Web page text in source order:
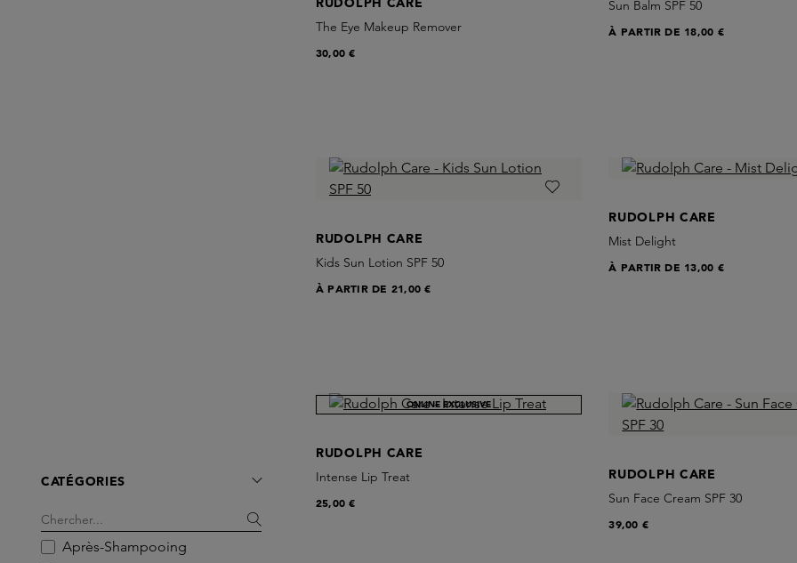
CATÉGORIES
Après-Shampooing
The Eye Makeup Remover
30,00 €
Sun Balm SPF 50
À PARTIR DE 18,00 €
RUDOLPH CARE
Kids Sun Lotion SPF 50
À PARTIR DE 21,00 €
RUDOLPH CARE
Mist Delight
À PARTIR DE 13,00 €
ONLINE EXCLUSIVE
RUDOLPH CARE
Intense Lip Treat
25,00 €
RUDOLPH CARE
Sun Face Cream SPF 30
39,00 €